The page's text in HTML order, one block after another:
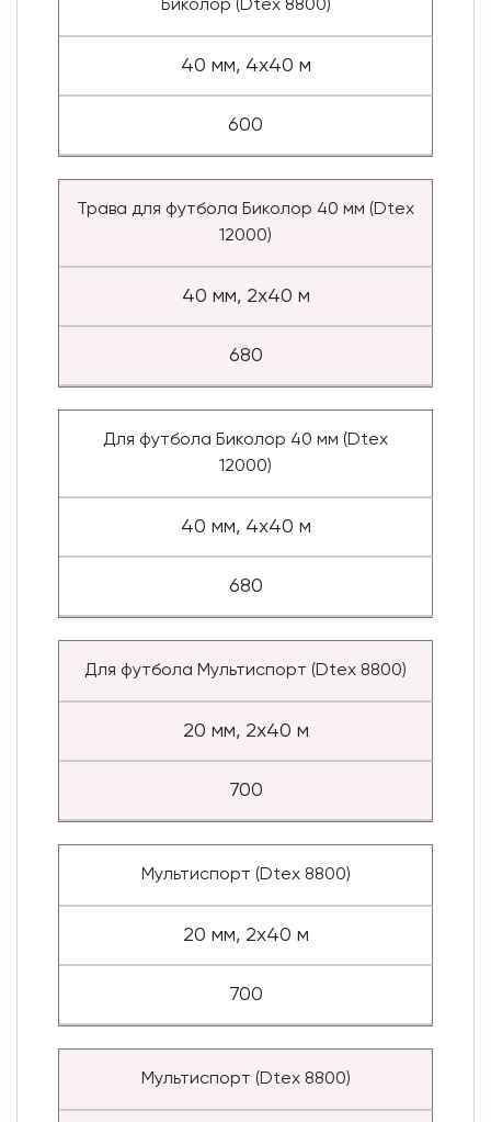
Биколор (Dtex 8800)
40 мм, 4x40 м
600
Трава для футбола Биколор 40 мм (Dtex
12000)
40 мм, 2x40 м
680
Для футбола Биколор 40 мм (Dtex
12000)
40 мм, 4x40 м
680
Для футбола Мультиспорт (Dtex 8800)
20 мм, 2x40 м
700
Мультиспорт (Dtex 8800)
20 мм, 2x40 м
700
Мультиспорт (Dtex 8800)